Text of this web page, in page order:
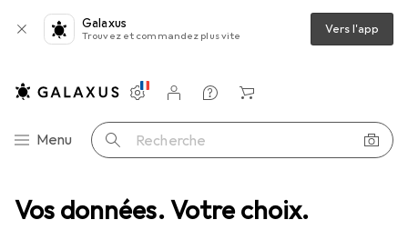
Vos données. Votre choix.
Galaxus
Trouvez et commandez plus vite Vers l'app
Navigation par catégorie
Menu Recherche
Paramètres
Compte client
Listes de comparaison
Listes d'envies
Panier
Machines de nettoyage Aspirateur industriel : accessoires